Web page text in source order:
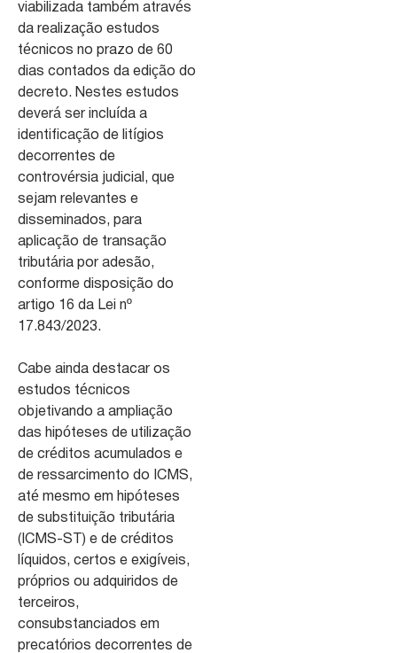
viabilizada também através
da realização estudos
técnicos no prazo de 60
dias contados da edição do
decreto. Nestes estudos
deverá ser incluída a
identificação de litígios
decorrentes de
controvérsia judicial, que
sejam relevantes e
disseminados, para
aplicação de transação
tributária por adesão,
conforme disposição do
artigo 16 da Lei nº
17.843/2023.
Cabe ainda destacar os
estudos técnicos
objetivando a ampliação
das hipóteses de utilização
de créditos acumulados e
de ressarcimento do ICMS,
até mesmo em hipóteses
de substituição tributária
(ICMS-ST) e de créditos
líquidos, certos e exigíveis,
próprios ou adquiridos de
terceiros,
consubstanciados em
precatórios decorrentes de